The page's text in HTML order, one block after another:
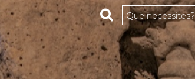
Cerca al web
Què necessites?